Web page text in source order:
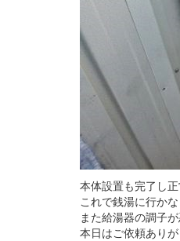
本体設置も完了し
これで銭湯に行か
また給湯器の調子
本日はご依頼あり